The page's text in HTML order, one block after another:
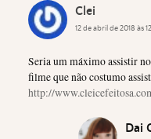
Clei
12 de abril de 2018 às
Seria um máximo assistir
filme que não costumo
http://
Dai